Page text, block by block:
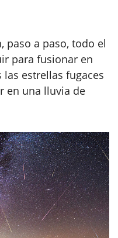
paso a paso, todo el
para fusionar en
estrellas fugaces
en una lluvia de